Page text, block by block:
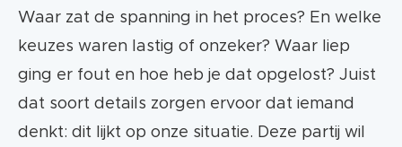
Waar zat de spanning in het proces? En welke
keuzes waren lastig of onzeker? Waar liep
ging er fout en hoe heb je dat opgelost? Juist
dat soort details zorgen ervoor dat iemand
denkt: dit lijkt op onze situatie. Deze partij wil